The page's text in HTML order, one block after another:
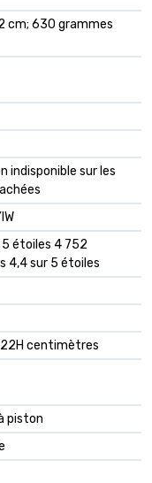
cm; 630 grammes
indisponible sur les
étoiles 4 752
4,4 sur 5 étoiles
22H centimètres
piston